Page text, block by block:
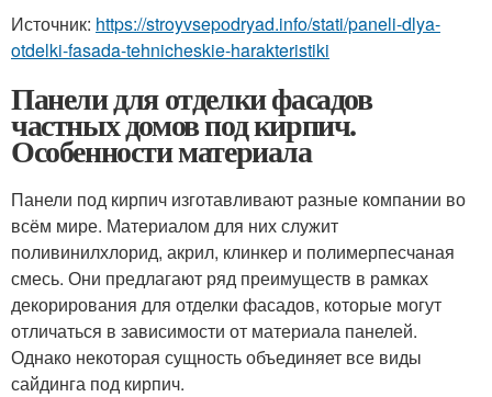
Источник: https://stroyvsepodryad.info/stati/paneli-dlya-
otdelki-fasada-tehnicheskie-harakteristiki
Панели для отделки фасадов
частных домов под кирпич.
Особенности материала
Панели под кирпич изготавливают разные компании во
всём мире. Материалом для них служит
поливинилхлорид, акрил, клинкер и полимерпесчаная
смесь. Они предлагают ряд преимуществ в рамках
декорирования для отделки фасадов, которые могут
отличаться в зависимости от материала панелей.
Однако некоторая сущность объединяет все виды
сайдинга под кирпич.